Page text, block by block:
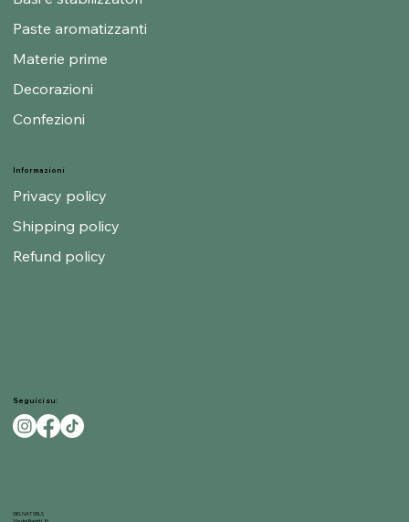
Informazioni
Privacy policy
Shipping policy
Refund policy
Paste aromatizzanti
Materie prime
Decorazioni
Confezioni
Seguici su:
GELNAT SRLS
Via dei Baietti, 16,